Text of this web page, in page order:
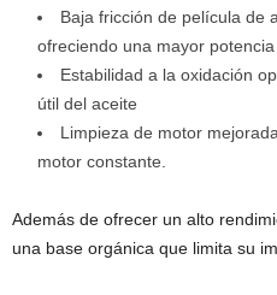
Baja fricción de película de
ofreciendo una mayor
Estabilidad a la oxidación
útil del aceite
Limpieza de motor
motor constante.
Además de ofrecer un alto
una base orgánica que limita su